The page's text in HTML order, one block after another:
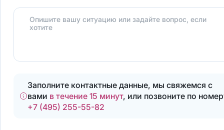
Опишите вашу ситуацию или задайте вопрос, если
хотите
Заполните контактные данные, мы свяжемся с
вами в течение 15 минут, или позвоните по
+7 (495) 255-55-82